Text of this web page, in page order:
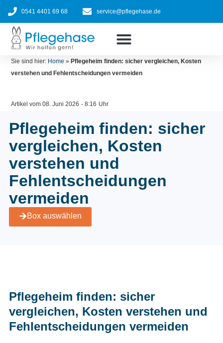
Zum
springen
0541 4401 69 68 service@pflegehase.de
Sie sind hier: Home »Pflegeheim finden: sicher vergleichen, Kosten
verstehen und Fehlentscheidungen vermeiden
Artikel vom 08. Juni 2026 - 8:16 Uhr
Pflegeheim finden: sicher
vergleichen, Kosten
verstehen und
Fehlentscheidungen
vermeiden
Box auswählen
Pflegeheim finden: sicher
vergleichen, Kosten verstehen und
Fehlentscheidungen vermeiden